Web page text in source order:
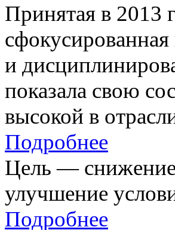
Принятая в 2013
и
показала свою
высокой в
Подробнее
Цель — снижение
улучшение
Подробнее